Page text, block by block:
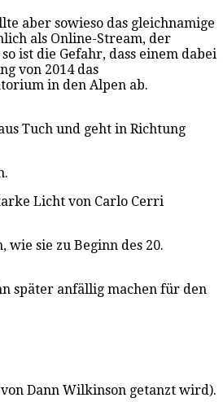
aber sowieso das gleichnamige
als Online-Stream, der
ist die Gefahr, dass einem dabei
von 2014 das
in den Alpen ab.
Tuch und geht in Richtung
Licht von Carlo Cerri
sie zu Beginn des 20.
später anfällig machen für den
Dann Wilkinson getanzt wird).